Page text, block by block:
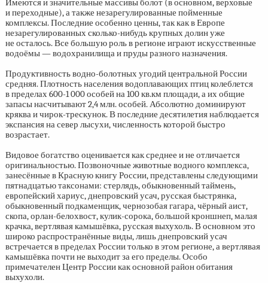
Имеются и значительные массивы болот (в основном, верховые
и переходные), а также незарегулированные пойменные
комплексы. Последние особенно ценны, так как в Европе
незарегулированных сколько-нибудь крупных долин уже
не осталось. Все большую роль в регионе играют искусственные
водоёмы — водохранилища и пруды разного назначения.
Продуктивность водно-болотных угодий центральной России
средняя. Плотность населения водоплавающих птиц колеблется
в пределах600-1 000особей на 100 кв.км площади, а их общие
запасы насчитывают 2,4 млн. особей. Абсолютно доминируют
кряква и чирок-трескунок. В последние десятилетия наблюдается
экспансия на север лысухи, численность которой быстро
возрастает.
Видовое богатство оценивается как среднее и не отличается
оригинальностью. Позвоночные животные водного комплекса,
занесённые в Красную книгу России, представлены следующими
пятнадцатью таксонами: стерлядь, обыкновенный таймень,
европейский хариус, днепровский усач, русская быстрянка,
обыкновенный подкаменщик, чернозобая гагара, чёрный аист,
скопа, орлан-белохвост, кулик-сорока, большой кроншнеп, малая
крачка, вертлявая камышёвка, русская выхухоль. В основном это
широко распространённые виды, лишь днепровский усач
встречается в пределах России только в этом регионе, а вертлявая
камышёвка почти не выходит за его пределы. Особо
примечателен Центр России как основной район обитания
выхухоли.